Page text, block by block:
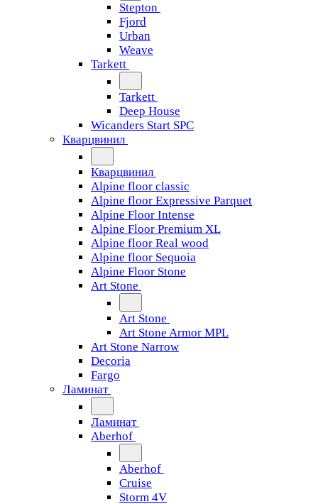
Stepton
Fjord
Urban
Weave
Tarkett
Tarkett
Deep House
Wicanders Start SPC
Кварцвинил
Кварцвинил
Alpine floor classic
Alpine floor Expressive Parquet
Alpine Floor Intense
Alpine Floor Premium XL
Alpine floor Real wood
Alpine floor Sequoia
Alpine Floor Stone
Art Stone
Art Stone
Art Stone Armor MPL
Art Stone Narrow
Decoria
Fargo
Ламинат
Ламинат
Aberhof
Aberhof
Cruise
Storm 4V